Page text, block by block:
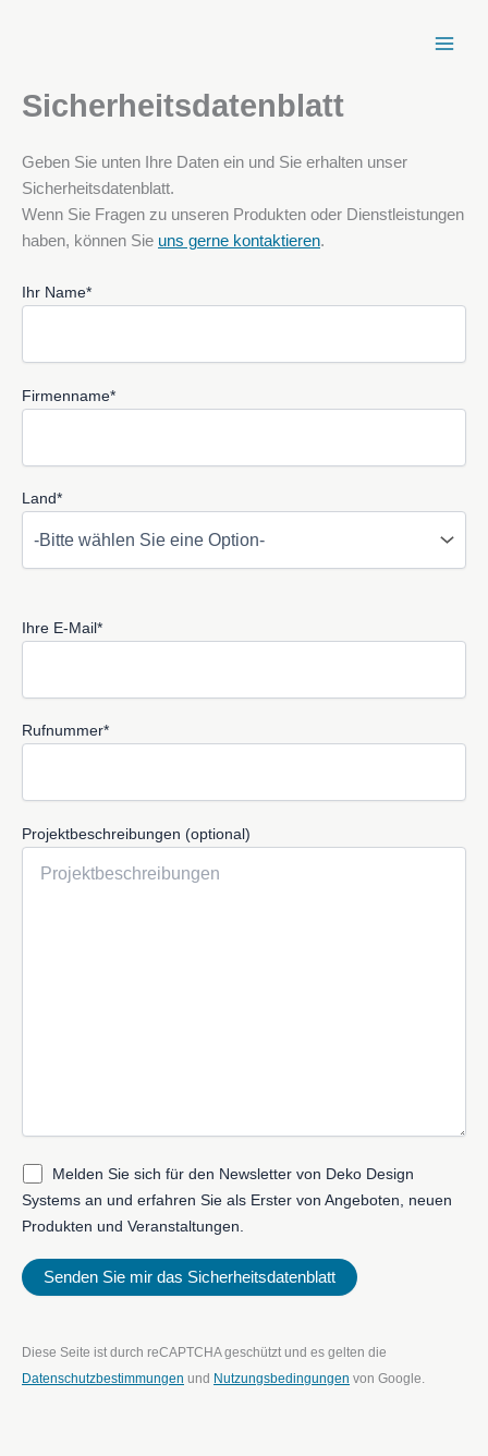
Sicherheitsdatenblatt
Geben Sie unten Ihre Daten ein und Sie erhalten unser
Sicherheitsdatenblatt.
Wenn Sie Fragen zu unseren Produkten oder Dienstleistungen
haben, können Sie uns gerne kontaktieren.
Ihr Name*
Firmenname*
Land*
Ihre E-Mail*
Rufnummer*
Projektbeschreibungen (optional)
Melden Sie sich für den Newsletter von Deko Design
Systems an und erfahren Sie als Erster von Angeboten, neuen
Produkten und Veranstaltungen.
Diese Seite ist durch reCAPTCHA geschützt und es gelten die
Datenschutzbestimmungen und Nutzungsbedingungen von Google.